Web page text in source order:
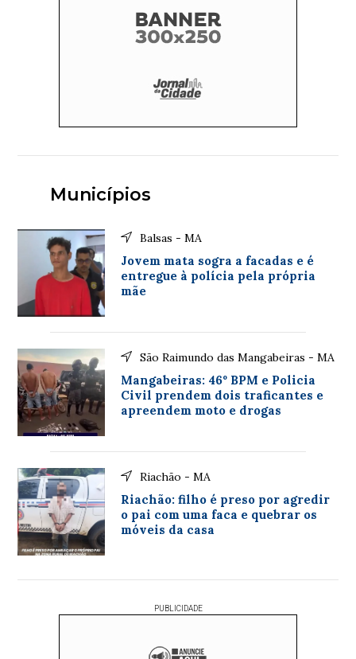
Municípios
Balsas - MA
Jovem mata sogra a facadas e é
entregue à polícia pela própria
mãe
São Raimundo das Mangabeiras - MA
Mangabeiras: 46º BPM e Policia
Civil prendem dois traficantes e
apreendem moto e drogas
Riachão - MA
Riachão: filho é preso por agredir
o pai com uma faca e quebrar os
móveis da casa
PUBLICIDADE